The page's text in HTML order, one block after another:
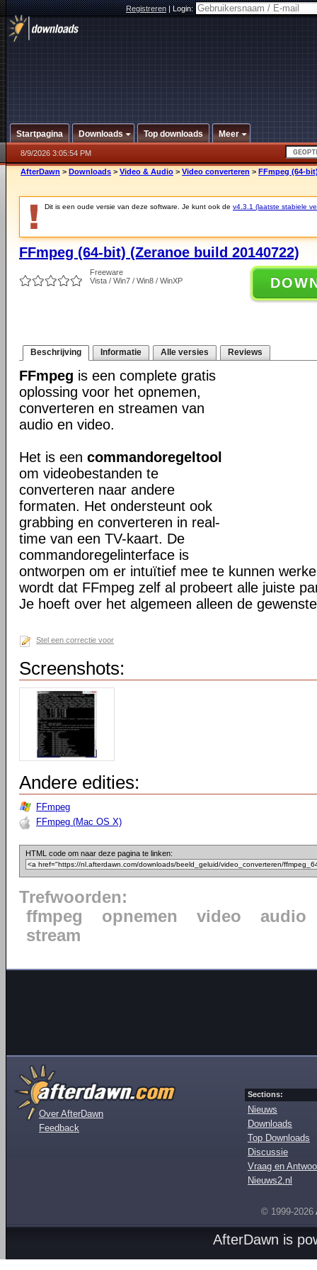
Registreren|Login:
Startpagina Downloads Top downloads Meer
8/9/2026 3:05:54 PM
AfterDawn > Downloads > Video & Audio > Video converteren > FFmpeg (64-
Dit is een oude versie van deze software. Je kunt ook de v4.3.1 (laatste stabiele
FFmpeg (64-bit) (Zeranoe build 20140722)
Freeware
Vista / Win7 / Win8 / WinXP
Beschrijving Informatie Alle versies Reviews
FFmpeg is een complete gratis
oplossing voor het opnemen,
converteren en streamen van
audio en video.
Het is een commandoregeltool
om videobestanden te
converteren naar andere
formaten. Het ondersteunt ook
grabbing en converteren in real-
time van een TV-kaart. De
commandoregelinterface is
ontworpen om er intuïtief mee te kunnen
wordt dat FFmpeg zelf al probeert alle juiste
Je hoeft over het algemeen alleen de
Stel een correctie voor
Screenshots:
Andere edities:
FFmpeg
FFmpeg (Mac OS X)
HTML code om naar deze pagina te linken:
Trefwoorden:
ffmpeg
opnemen video
audio
stream
Over AfterDawn
Feedback
Sections:
Nieuws
Downloads
Top Downloads
Discussie
Vraag en
Nieuws2.nl
© 1999-2026
AfterDawn is